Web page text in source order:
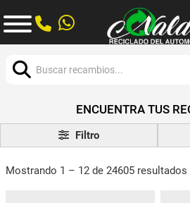
ENCUENTRA TUS
Filtro
Mostrando 1 – 12 de 24605 resultados